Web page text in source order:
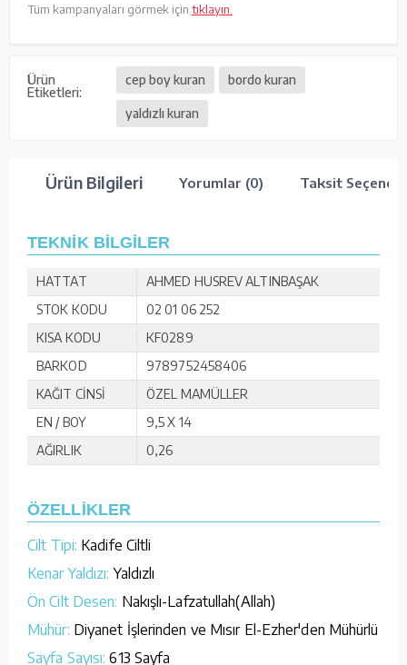
Tüm kampanyaları görmek için tıklayın.
Ürün
Etiketleri:
cep boy kuran bordo kuran
yaldızlı kuran
Ürün Bilgileri Yorumlar (0) Taksit
TEKNİK BİLGİLER
HATTAT
AHMED HUSREV ALTINBAŞAK
STOK KODU
02 01 06 252
KISA KODU
KF0289
BARKOD
9789752458406
KAĞIT CİNSİ
ÖZEL MAMÜLLER
EN / BOY
9,5 X 14
AĞIRLIK
0,26
ÖZELLİKLER
Cilt Tipi: Kadife Ciltli
Kenar Yaldızı: Yaldızlı
Ön Cilt Desen: Nakışlı-Lafzatullah(Allah)
Mühür: Diyanet İşlerinden ve Mısır El-Ezher'den Mühürlü
Sayfa Sayısı: 613 Sayfa